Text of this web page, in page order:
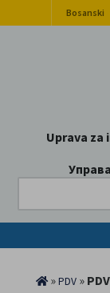
Bosanski
Uprava
»PDV»